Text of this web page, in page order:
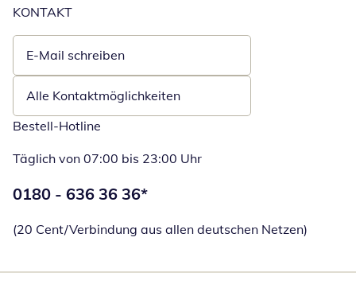
KONTAKT
E-Mail schreiben
Öffnet E-Mail-Client
Alle Kontaktmöglichkeiten
Bestell-Hotline
Täglich von 07:00 bis 23:00 Uhr
Telefonnummer:
0180 - 636 36 36*
(20 Cent/Verbindung aus allen deutschen Netzen)